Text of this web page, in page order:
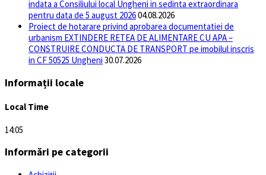
indata a Consiliului local Ungheni in sedinta extraordinara
pentru data de 5 august 202604.08.2026
Proiect de hotarare privind aprobarea documentatiei de
urbanism EXTINDERE RETEA DE ALIMENTARE CU APA –
CONSTRUIRE CONDUCTA DE TRANSPORT pe imobilul inscris
in CF 50525 Ungheni 30.07.2026
Informații locale
Local Time
14:05
Informări pe categorii